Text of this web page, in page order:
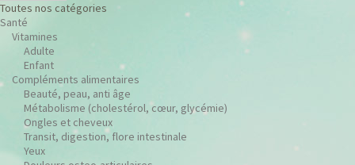
Toutes nos catégories
Santé
Vitamines
Adulte
Enfant
Compléments alimentaires
Beauté, peau, anti âge
Métabolisme (cholestérol, cœur, glycémie)
Ongles et cheveux
Transit, digestion, flore intestinale
Yeux